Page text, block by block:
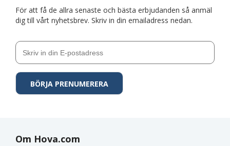
För att få de allra senaste och bästa erbjudanden så anmäl
dig till vårt nyhetsbrev. Skriv in din emailadress nedan.
Om Hova.com